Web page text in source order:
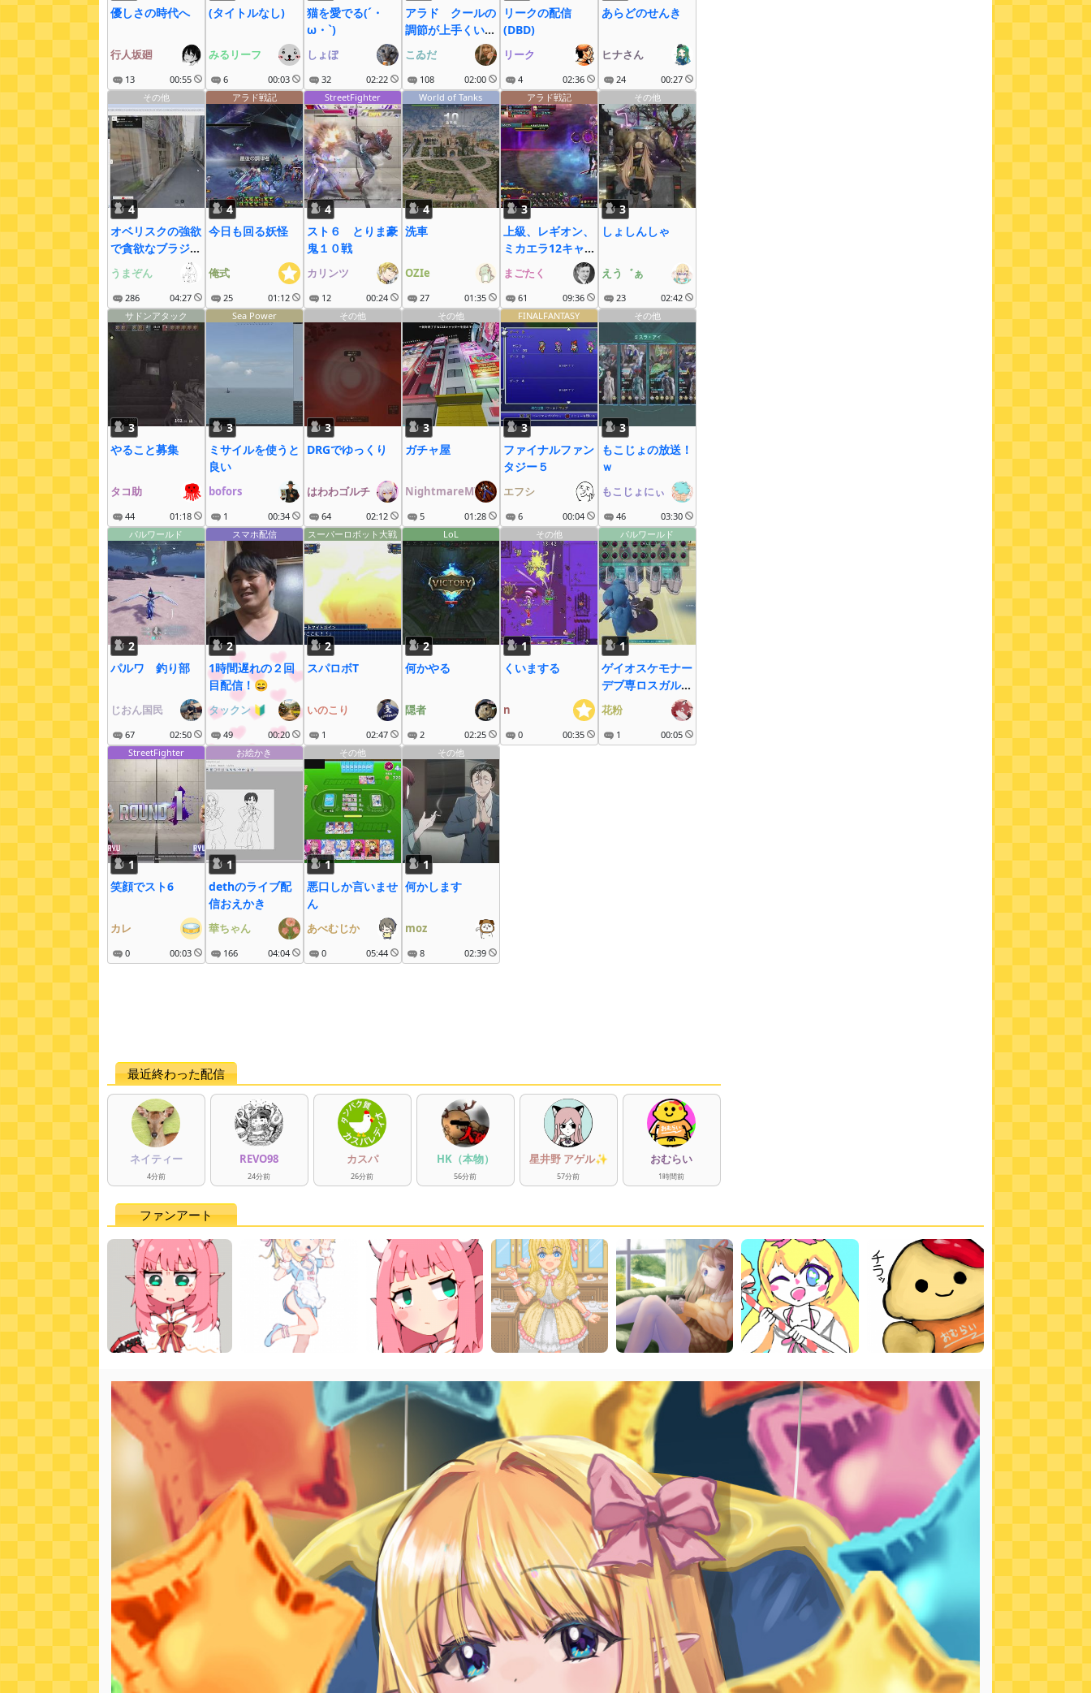
優しさの時代へ
行人坂廻
13 00:55
(タイトルなし)
みるリーフ
6 00:03
猫を愛でる(´・
ω・`)
しょぼ
32 02:22
アラド クールの
調節が上手くいか
ないンゴ
こゐだ
108 02:00
リークの配信
(DBD)
リーク
4 02:36
あらどのせんき
ヒナさん
24
00:27
その他
4
オベリスクの強欲
で貪欲なブラジャ
ーを持つ男
うまぞん
286 04:27
アラド戦記
4
今日も回る妖怪
俺式
25 01:12
StreetFighter
4
スト６ とりま豪
鬼１０戦
カリンツ
12 00:24
World of Tanks
4
洗車
OZIe
27 01:35
アラド戦記
3
上級、レギオン、
ミカエラ12キャ
ラ
まごたく
61 09:36
その他
3
しょしんしゃ
えう゛ぁ
23
02:42
サドンアタック
3
やること募集
タコ助
44 01:18
Sea Power
3
ミサイルを使うと
良い
bofors
1 00:34
その他
3
DRGでゆっくり
はわわゴルチ
64 02:12
その他
3
ガチャ屋
NightmareMYB
5 01:28
FINALFANTASY
3
ファイナルファン
タジー５
エフシ
6 00:04
その他
3
もこじょの放送！
ｗ
もこじょにぃ
46
03:30
パルワールド
2
パルワ 釣り部
じおん国民
67 02:50
スマホ配信
2
1時間遅れの２回
目配信！😄
タックン🔰
49 00:20
スーパーロボット大戦
2
スパロボT
いのこり
1 02:47
LoL
2
何かやる
隠者
2 02:25
その他
1
くいまする
n
0 00:35
パルワールド
1
ゲイオスケモナー
デブ専ロスガル大
好きおじさん
花粉
1
00:05
StreetFighter
1
笑顔でスト6
カレ
0 00:03
お絵かき
1
dethのライブ配
信おえかき
華ちゃん
166 04:04
その他
1
悪口しか言いませ
ん
あべむじか
0 05:44
その他
1
何かします
moz
8 02:39
最近終わった配信
ネイティー
4分前
REVO98
24分前
カスパ
26分前
HK（本物）
56分前
星井野 アゲル✨
57分前
おむらい
1時間前
ファンアート